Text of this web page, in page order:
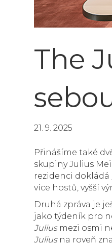
The
21. 9. 2025
Přinášíme také
skupiny Julius
rezidenci
více hostů, vyšší
Druhá zpráva je
jako týdeník pro
Juliusmezi osmi
Juliusna roveň